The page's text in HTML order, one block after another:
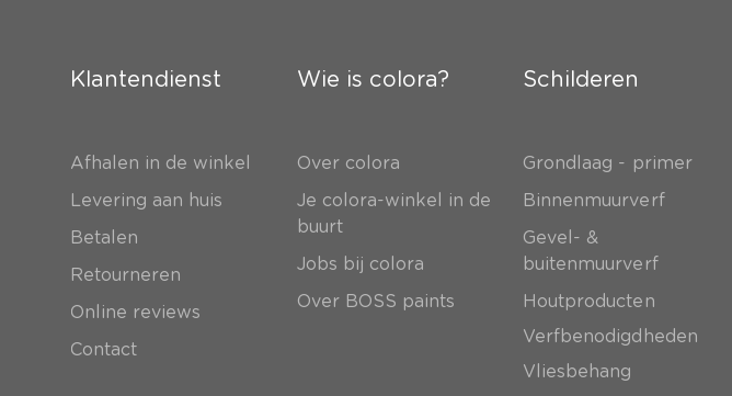
Klantendienst
Afhalen in de winkel
Levering aan huis
Betalen
Retourneren
Online reviews
Contact
Wie is colora?
Over colora
Je colora-winkel in de
buurt
Jobs bij colora
Over BOSS paints
Schilderen
Grondlaag - primer
Binnenmuurverf
Gevel- &
buitenmuurverf
Houtproducten
Verfbenodigdheden
Vliesbehang